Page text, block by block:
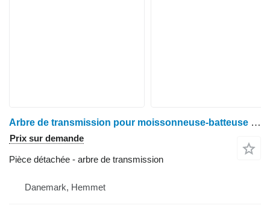
Arbre de transmission pour moissonneuse-batteuse Deutz 2680
Prix sur demande
Pièce détachée - arbre de transmission
Danemark, Hemmet